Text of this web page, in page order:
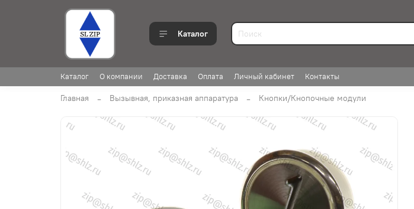
Каталог
Каталог О компании Доставка Оплата Личный кабинет Контакты
Главная Вызывная, приказная аппаратура Кнопки/Кнопочные модули